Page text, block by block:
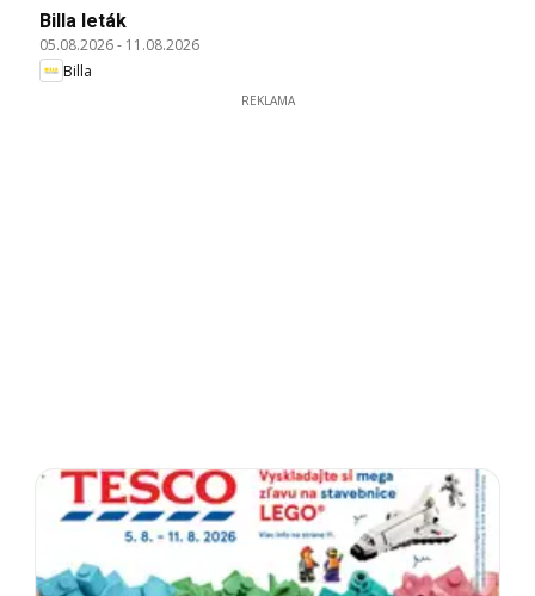
Billa leták
05.08.2026- 11.08.2026
Billa
REKLAMA